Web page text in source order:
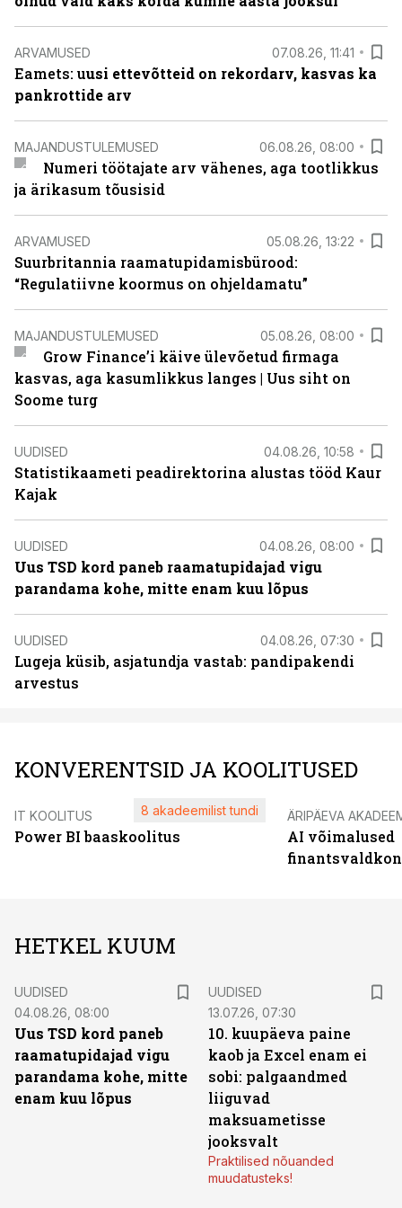
ARVAMUSED 07.08.26, 11:41
Eamets: uusi ettevõtteid on rekordarv, kasvas ka
pankrottide arv
MAJANDUSTULEMUSED 06.08.26, 08:00
Numeri töötajate arv vähenes, aga tootlikkus
ja ärikasum tõusisid
ARVAMUSED 05.08.26, 13:22
Suurbritannia raamatupidamisbürood:
“Regulatiivne koormus on ohjeldamatu”
MAJANDUSTULEMUSED 05.08.26, 08:00
Grow Finance’i käive ülevõetud firmaga
kasvas, aga kasumlikkus langes | Uus siht on
Soome turg
UUDISED 04.08.26, 10:58
Statistikaameti peadirektorina alustas tööd Kaur
Kajak
UUDISED 04.08.26, 08:00
Uus TSD kord paneb raamatupidajad vigu
parandama kohe, mitte enam kuu lõpus
UUDISED 04.08.26, 07:30
Lugeja küsib, asjatundja vastab: pandipakendi
arvestus
KONVERENTSID JA KOOLITUSED
IT KOOLITUS
Power BI baaskoolitus
8 akadeemilist tundi ÄRIPÄEVA
AI võimalused
HETKEL KUUM
UUDISED
04.08.26, 08:00
Uus TSD kord paneb
raamatupidajad vigu
parandama kohe, mitte
enam kuu lõpus
UUDISED
13.07.26, 07:30
10. kuupäeva paine
kaob ja Excel enam ei
sobi: palgaandmed
liiguvad
maksuametisse
jooksvalt
Praktilised nõuanded
muudatusteks!